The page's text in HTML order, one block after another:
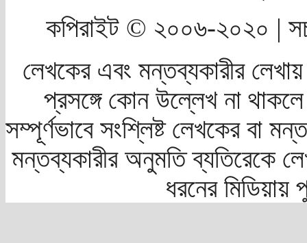
কপিরাইট © ২০০৬-২০২০ |
লেখকের এবং মন্তব্যকারীর
প্রসঙ্গে কোন উল্লেখ না
সম্পূর্ণভাবে সংশ্লিষ্ট লেখকের বা
মন্তব্যকারীর অনুমতি ব্যতিরেকে
ধরনের মিডিয়ায়